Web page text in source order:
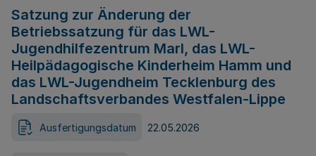
Satzung zur Änderung der
Betriebssatzung für das LWL-
Jugendhilfezentrum Marl, das LWL-
Heilpädagogische Kinderheim Hamm und
das LWL-Jugendheim Tecklenburg des
Landschaftsverbandes Westfalen-Lippe
Ausfertigungsdatum 22.05.2026